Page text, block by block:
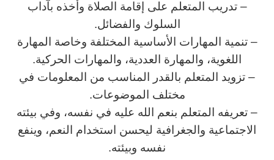
– تدريب المتعلم على إقامة الصلاة وأخذه بآداب
السلوك والفضائل.
– تنمية المهارات الأساسية المختلفة وخاصة المهارة
اللغوية، والمهارة العددية، والمهارات الحركية.
– تزويد المتعلم بالقدر المناسب من المعلومات في
مختلف الموضوعات.
– تعريفه المتعلم بنعم الله عليه في نفسه، وفي بيئته
الاجتماعية والجغرافية ليحسن استخدام النعم، وينفع
نفسه وبيئته.